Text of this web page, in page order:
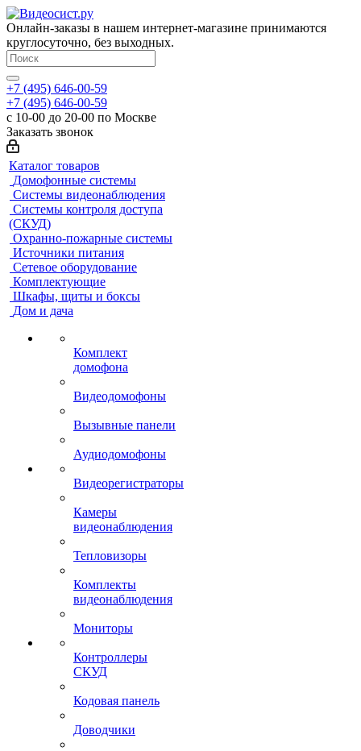
Онлайн-заказы в нашем интернет-магазине принимаются
круглосуточно, без выходных.
+7 (495) 646-00-59
+7 (495) 646-00-59
с 10-00 до 20-00 по Москве
Заказать звонок
Каталог товаров
Домофонные системы
Системы видеонаблюдения
Системы контроля доступа
(СКУД)
Охранно-пожарные системы
Источники питания
Сетевое оборудование
Комплектующие
Шкафы, щиты и боксы
Дом и дача
Комплект
домофона
Видеодомофоны
Вызывные панели
Аудиодомофоны
Видеорегистраторы
Камеры
видеонаблюдения
Тепловизоры
Комплекты
видеонаблюдения
Мониторы
Контроллеры
СКУД
Кодовая панель
Доводчики